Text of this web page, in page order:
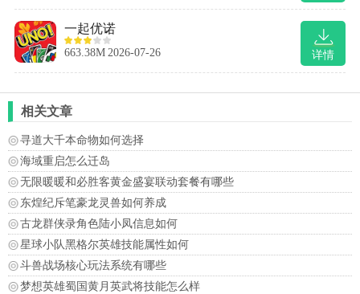
详情
一起优诺
663.38M 2026-07-26
相关文章
寻道大千本命物如何选择
海域重启怎么迁岛
无限暖暖和必胜客黄金盛宴联动套餐有哪些
东煌纪斥笔豪龙灵兽如何养成
古龙群侠录角色陆小凤信息如何
星球小队黑格尔英雄技能属性如何
斗兽战场核心玩法系统有哪些
梦想英雄蜀国黄月英武将技能怎么样